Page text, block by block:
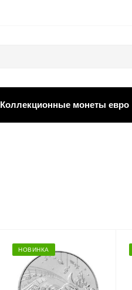
Коллекционные монеты евро
НОВИНКА